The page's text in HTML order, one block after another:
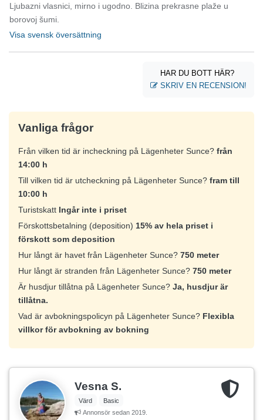
Ljubazni vlasnici, mirno i ugodno. Blizina prekrasne plaže u
borovoj šumi.
Visa svensk översättning
HAR DU BOTT HÄR?
SKRIV EN RECENSION!
Vanliga frågor
Från vilken tid är incheckning på Lägenheter Sunce? från
14:00 h
Till vilken tid är utcheckning på Lägenheter Sunce? fram till
10:00 h
Turistskatt Ingår inte i priset
Förskottsbetalning (deposition) 15% av hela priset i
förskott som deposition
Hur långt är havet från Lägenheter Sunce? 750 meter
Hur långt är stranden från Lägenheter Sunce? 750 meter
Är husdjur tillåtna på Lägenheter Sunce? Ja, husdjur är
tillåtna.
Vad är avbokningspolicyn på Lägenheter Sunce? Flexibla
villkor för avbokning av bokning
Vesna S.
Värd
Basic
Annonsör sedan 2019.